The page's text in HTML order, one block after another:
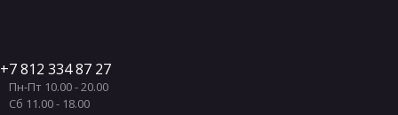
7 812 334 87 27
Пн-Пт 10.00 - 20.00
Сб 11.00 - 18.00